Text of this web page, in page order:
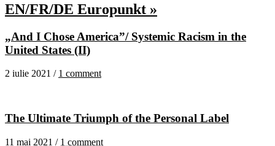
EN/FR/DE Europunkt »
„And I Chose America”/ Systemic Racism in the
United States (II)
2 iulie 2021 / 1 comment
The Ultimate Triumph of the Personal Label
11 mai 2021 / 1 comment